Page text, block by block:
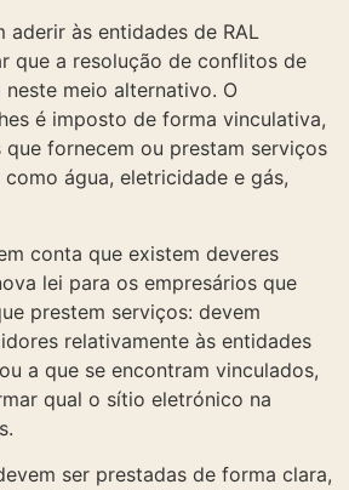
aderir às entidades de RAL
que a resolução de conflitos de
meio alternativo. O
é imposto de forma vinculativa,
que fornecem ou prestam serviços
água, eletricidade e gás,
conta que existem deveres
lei para os empresários que
prestem serviços: devem
relativamente às entidades
a que se encontram vinculados,
qual o sítio eletrónico na
ser prestadas de forma clara,